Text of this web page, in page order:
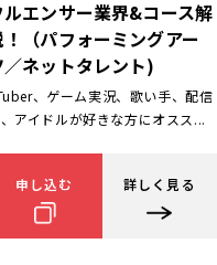
ルエンサー業界&コース解
（パフォーミングアー
／ネットタレント)
、ゲーム実況、歌い手、配信
アイドルが好きな方にオスス...
申し込む 詳しく見る